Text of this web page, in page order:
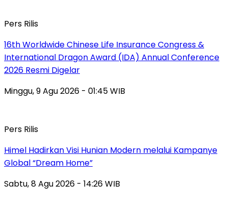
Pers Rilis
16th Worldwide Chinese Life Insurance Congress &
International Dragon Award (IDA) Annual Conference
2026 Resmi Digelar
Minggu, 9 Agu 2026 - 01:45 WIB
Pers Rilis
Himel Hadirkan Visi Hunian Modern melalui Kampanye
Global “Dream Home”
Sabtu, 8 Agu 2026 - 14:26 WIB